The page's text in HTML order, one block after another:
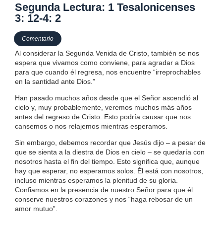
Segunda Lectura: 1 Tesalonicenses
3: 12-4: 2
Comentario
Al considerar la Segunda Venida de Cristo, también se nos
espera que vivamos como conviene, para agradar a Dios
para que cuando él regresa, nos encuentre “irreprochables
en la santidad ante Dios.”
Han pasado muchos años desde que el Señor ascendió al
cielo y, muy probablemente, veremos muchos más años
antes del regreso de Cristo. Esto podría causar que nos
cansemos o nos relajemos mientras esperamos.
Sin embargo, debemos recordar que Jesús dijo – a pesar de
que se sienta a la diestra de Dios en cielo – se quedaría con
nosotros hasta el fin del tiempo. Esto significa que, aunque
hay que esperar, no esperamos solos. Él está con nosotros,
incluso mientras esperamos la plenitud de su gloria.
Confiamos en la presencia de nuestro Señor para que él
conserve nuestros corazones y nos “haga rebosar de un
amor mutuo”.